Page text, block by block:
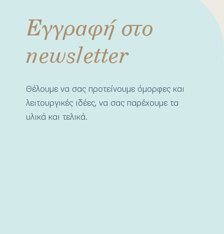
Εγγραφή στο
newsletter
Θέλουμε να σας προτείνουμε όμορφες και
λειτουργικές ιδέες, να σας παρέχουμε τα
υλικά και τελικά.